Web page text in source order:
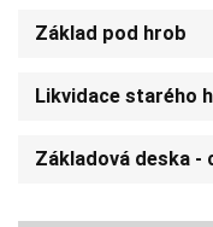
Základ pod hrob
Likvidace starého
Základová deska -